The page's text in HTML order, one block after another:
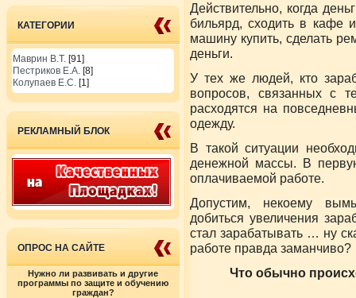
КАТЕГОРИИ
Маврин В.Т. [91]
Пестриков Е.А. [8]
Колупаев Е.С. [1]
РЕКЛАМНЫЙ БЛОК
ОПРОС НА САЙТЕ
Нужно ли развивать и другие
программы по защите и обучению
граждан?
Действительно, когда
бильярд, сходить в кафе
машину купить, сделать
деньги.
У тех же людей, кто
вопросов, связанных с
расходятся на
одежду.
В такой ситуации
денежной массы. В
оплачиваемой работе.
Допустим, некоему
добиться увеличения
стал зарабатывать … ну
работе правда
Что обычно